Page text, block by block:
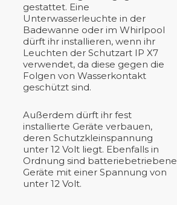
gestattet. Eine
Unterwasserleuchte in der
Badewanne oder im Whirlpool
dürft ihr installieren, wenn ihr
Leuchten der Schutzart IP X7
verwendet, da diese gegen die
Folgen von Wasserkontakt
geschützt sind.
Außerdem dürft ihr fest
installierte Geräte verbauen,
deren Schutzkleinspannung
unter 12 Volt liegt. Ebenfalls in
Ordnung sind batteriebetriebene
Geräte mit einer Spannung von
unter 12 Volt.